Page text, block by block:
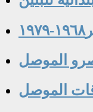
الموصل
الموصل